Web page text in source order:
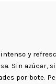
y
Sin azúcar,
por bote.